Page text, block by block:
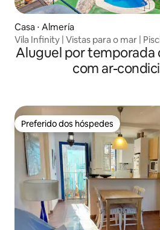
Casa ⋅ Almería
Vila Infinity | Vistas para o mar |
Jacuzzi
Aluguel por
com ar-
Preferido dos hóspedes
Preferido dos hóspedes